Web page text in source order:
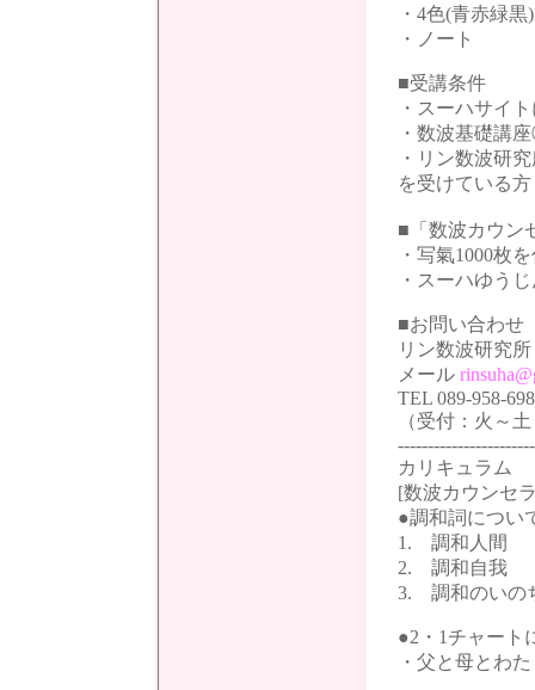
・4色(青赤緑
・ノート
■受講条件
・スーハサイ
・数波基礎
・リン数波研
を受けている方
■「数波カウン
・写氣1000枚
・スーハゆう
■お問い合わせ
リン数波研究所
メール
TEL 089-958-
（受付：火～
カリキュラム
[数波カウンセ
●調和詞につい
1. 調和人間
2. 調和自我
3. 調和のいの
●2・1チャート
・父と母とわ